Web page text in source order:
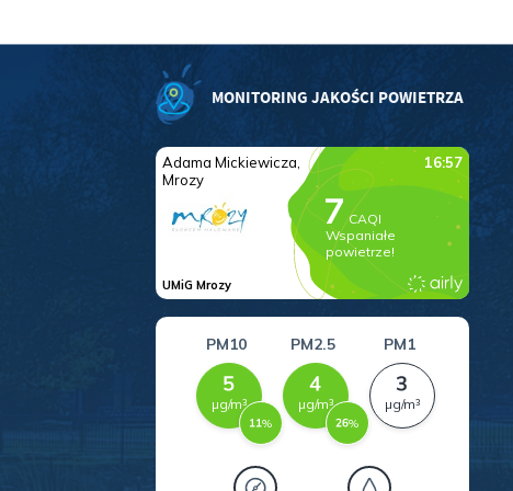
MONITORING JAKOŚCI POWIETRZA